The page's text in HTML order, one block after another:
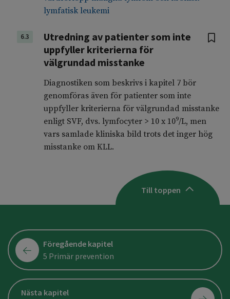
lymfatisk leukemi
6.3
Utredning av patienter som inte
uppfyller kriterierna för
välgrundad misstanke
Diagnostiken som beskrivs i kapitel 7 bör
genomföras även för patienter som inte
uppfyller kriterierna för välgrundad misstanke
enligt SVF, dvs. lymfocyter > 10 x 109/L, men
vars samlade kliniska bild trots det inger hög
misstanke om KLL.
Till toppen
Föregående kapitel
5 Primär prevention
Nästa kapitel